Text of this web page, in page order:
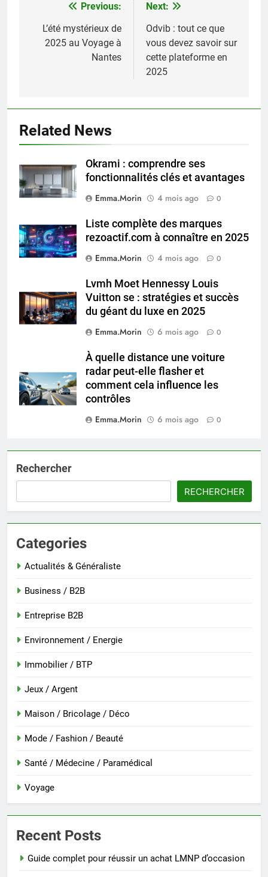
Navigation
de
Previous:
L’été mystérieux de
2025 au Voyage à
Nantes
Next:
Odvib : tout ce que
vous devez savoir sur
cette plateforme en
2025
Related News
Okrami : comprendre ses
fonctionnalités clés et avantages
Emma.Morin
4 mois ago 0
Liste complète des marques
rezoactif.com à connaître en 2025
Emma.Morin
4 mois ago 0
Lvmh Moet Hennessy Louis
Vuitton se : stratégies et succès
du géant du luxe en 2025
Emma.Morin
6 mois ago 0
À quelle distance une voiture
radar peut-elle flasher et
comment cela influence les
contrôles
Emma.Morin
6 mois ago 0
Rechercher
RECHERCHER
Categories
Actualités & Généraliste
Business / B2B
Entreprise B2B
Environnement / Energie
Immobilier / BTP
Jeux / Argent
Maison / Bricolage / Déco
Mode / Fashion / Beauté
Santé / Médecine / Paramédical
Voyage
Recent Posts
Guide complet pour réussir un achat LMNP d’occasion